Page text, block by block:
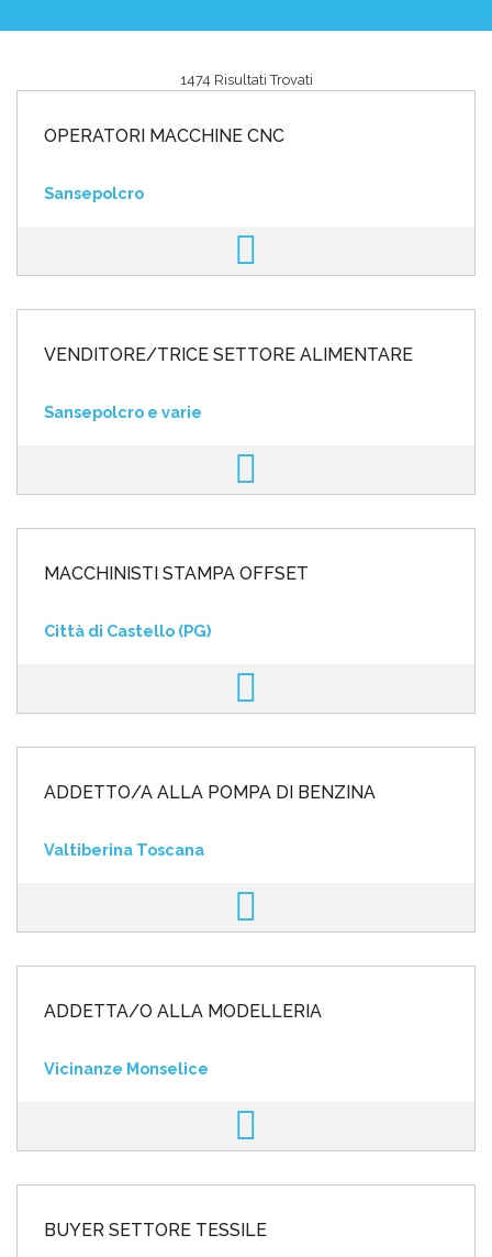
INVIA CV
1474 Risultati Trovati
OPERATORI MACCHINE CNC
Sansepolcro
VENDITORE/TRICE SETTORE ALIMENTARE
Sansepolcro e varie
MACCHINISTI STAMPA OFFSET
Città di Castello (PG)
ADDETTO/A ALLA POMPA DI BENZINA
Valtiberina Toscana
ADDETTA/O ALLA MODELLERIA
Vicinanze Monselice
BUYER SETTORE TESSILE